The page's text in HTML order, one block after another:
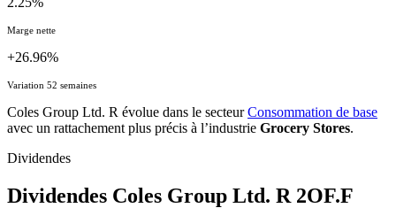
Marge nette
+26.96%
Variation 52 semaines
Coles Group Ltd. R évolue dans le secteurConsommation de base
avec un rattachement plus précis à l’industrie Grocery Stores.
Dividendes
Dividendes Coles Group Ltd. R 2OF.F